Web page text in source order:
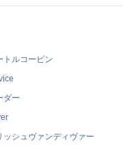
トルコービン
ダー
ッシュヴァンディヴァー